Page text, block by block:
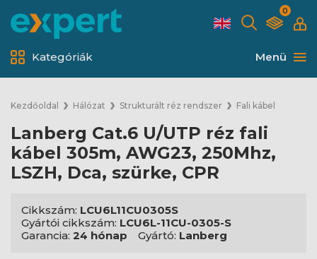
0
Menü
Kategóriák
Kezdőoldal Hálózat Strukturált réz rendszer Fali kábel
Lanberg Cat.6 U/UTP réz fali
kábel 305m, AWG23, 250Mhz,
LSZH, Dca, szürke, CPR
Cikkszám: LCU6L11CU0305S
Gyártói cikkszám: LCU6L-11CU-0305-S
Garancia: 24 hónap Gyártó: Lanberg